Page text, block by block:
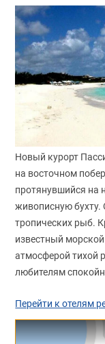
Новый курорт
на восточном
протянувшийся на
живописную
тропических рыб.
известный
атмосферой тихой
любителям
Перейти к отелям